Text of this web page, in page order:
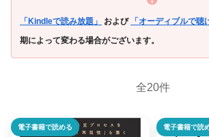
「Kindleで読み放題」 および 「オーディブルで聴
期によって変わる場合がございます。
全20件
電子書籍で読める 電子書籍で読